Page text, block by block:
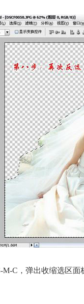
M-C，弹出收缩选区面